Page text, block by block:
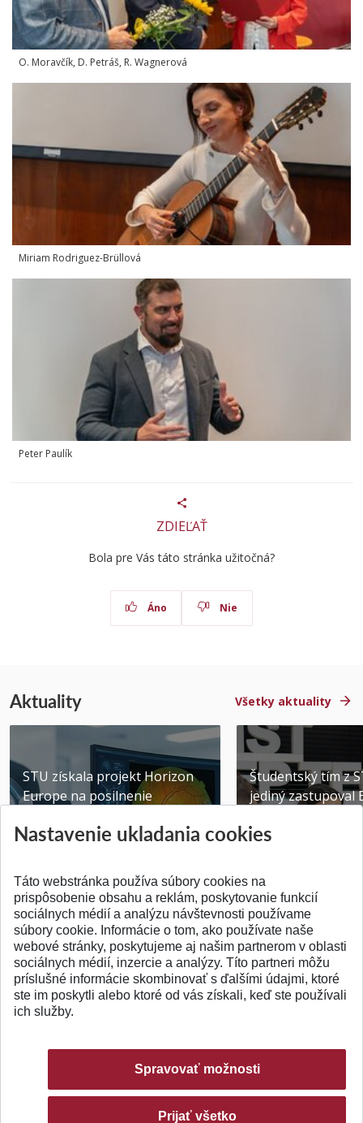
O. Moravčík, D. Petráš, R. Wagnerová
Miriam Rodriguez-Brüllová
Peter Paulík
ZDIEĽAŤ
Bola pre Vás táto stránka užitočná?
Áno Nie
Aktuality Všetky aktuality
STU získala projekt Horizon
Europe na posilnenie
Publikované 31.07.2026
Študentský tím z
jediný zastupoval
Publikované
SPÄŤ NA VRCH
Nastavenie ukladania cookies
Táto webstránka používa súbory cookies na
prispôsobenie obsahu a reklám, poskytovanie funkcií
sociálnych médií a analýzu návštevnosti používame
súbory cookie. Informácie o tom, ako používate naše
webové stránky, poskytujeme aj našim partnerom v oblasti
sociálnych médií, inzercie a analýzy. Títo partneri môžu
príslušné informácie skombinovať s ďalšími údajmi, ktoré
ste im poskytli alebo ktoré od vás získali, keď ste používali
ich služby.
Spravovať možnosti
Prijať všetko